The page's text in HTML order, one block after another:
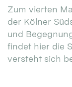
Zum vierten
der Kölner
und
findet hier die
versteht sich